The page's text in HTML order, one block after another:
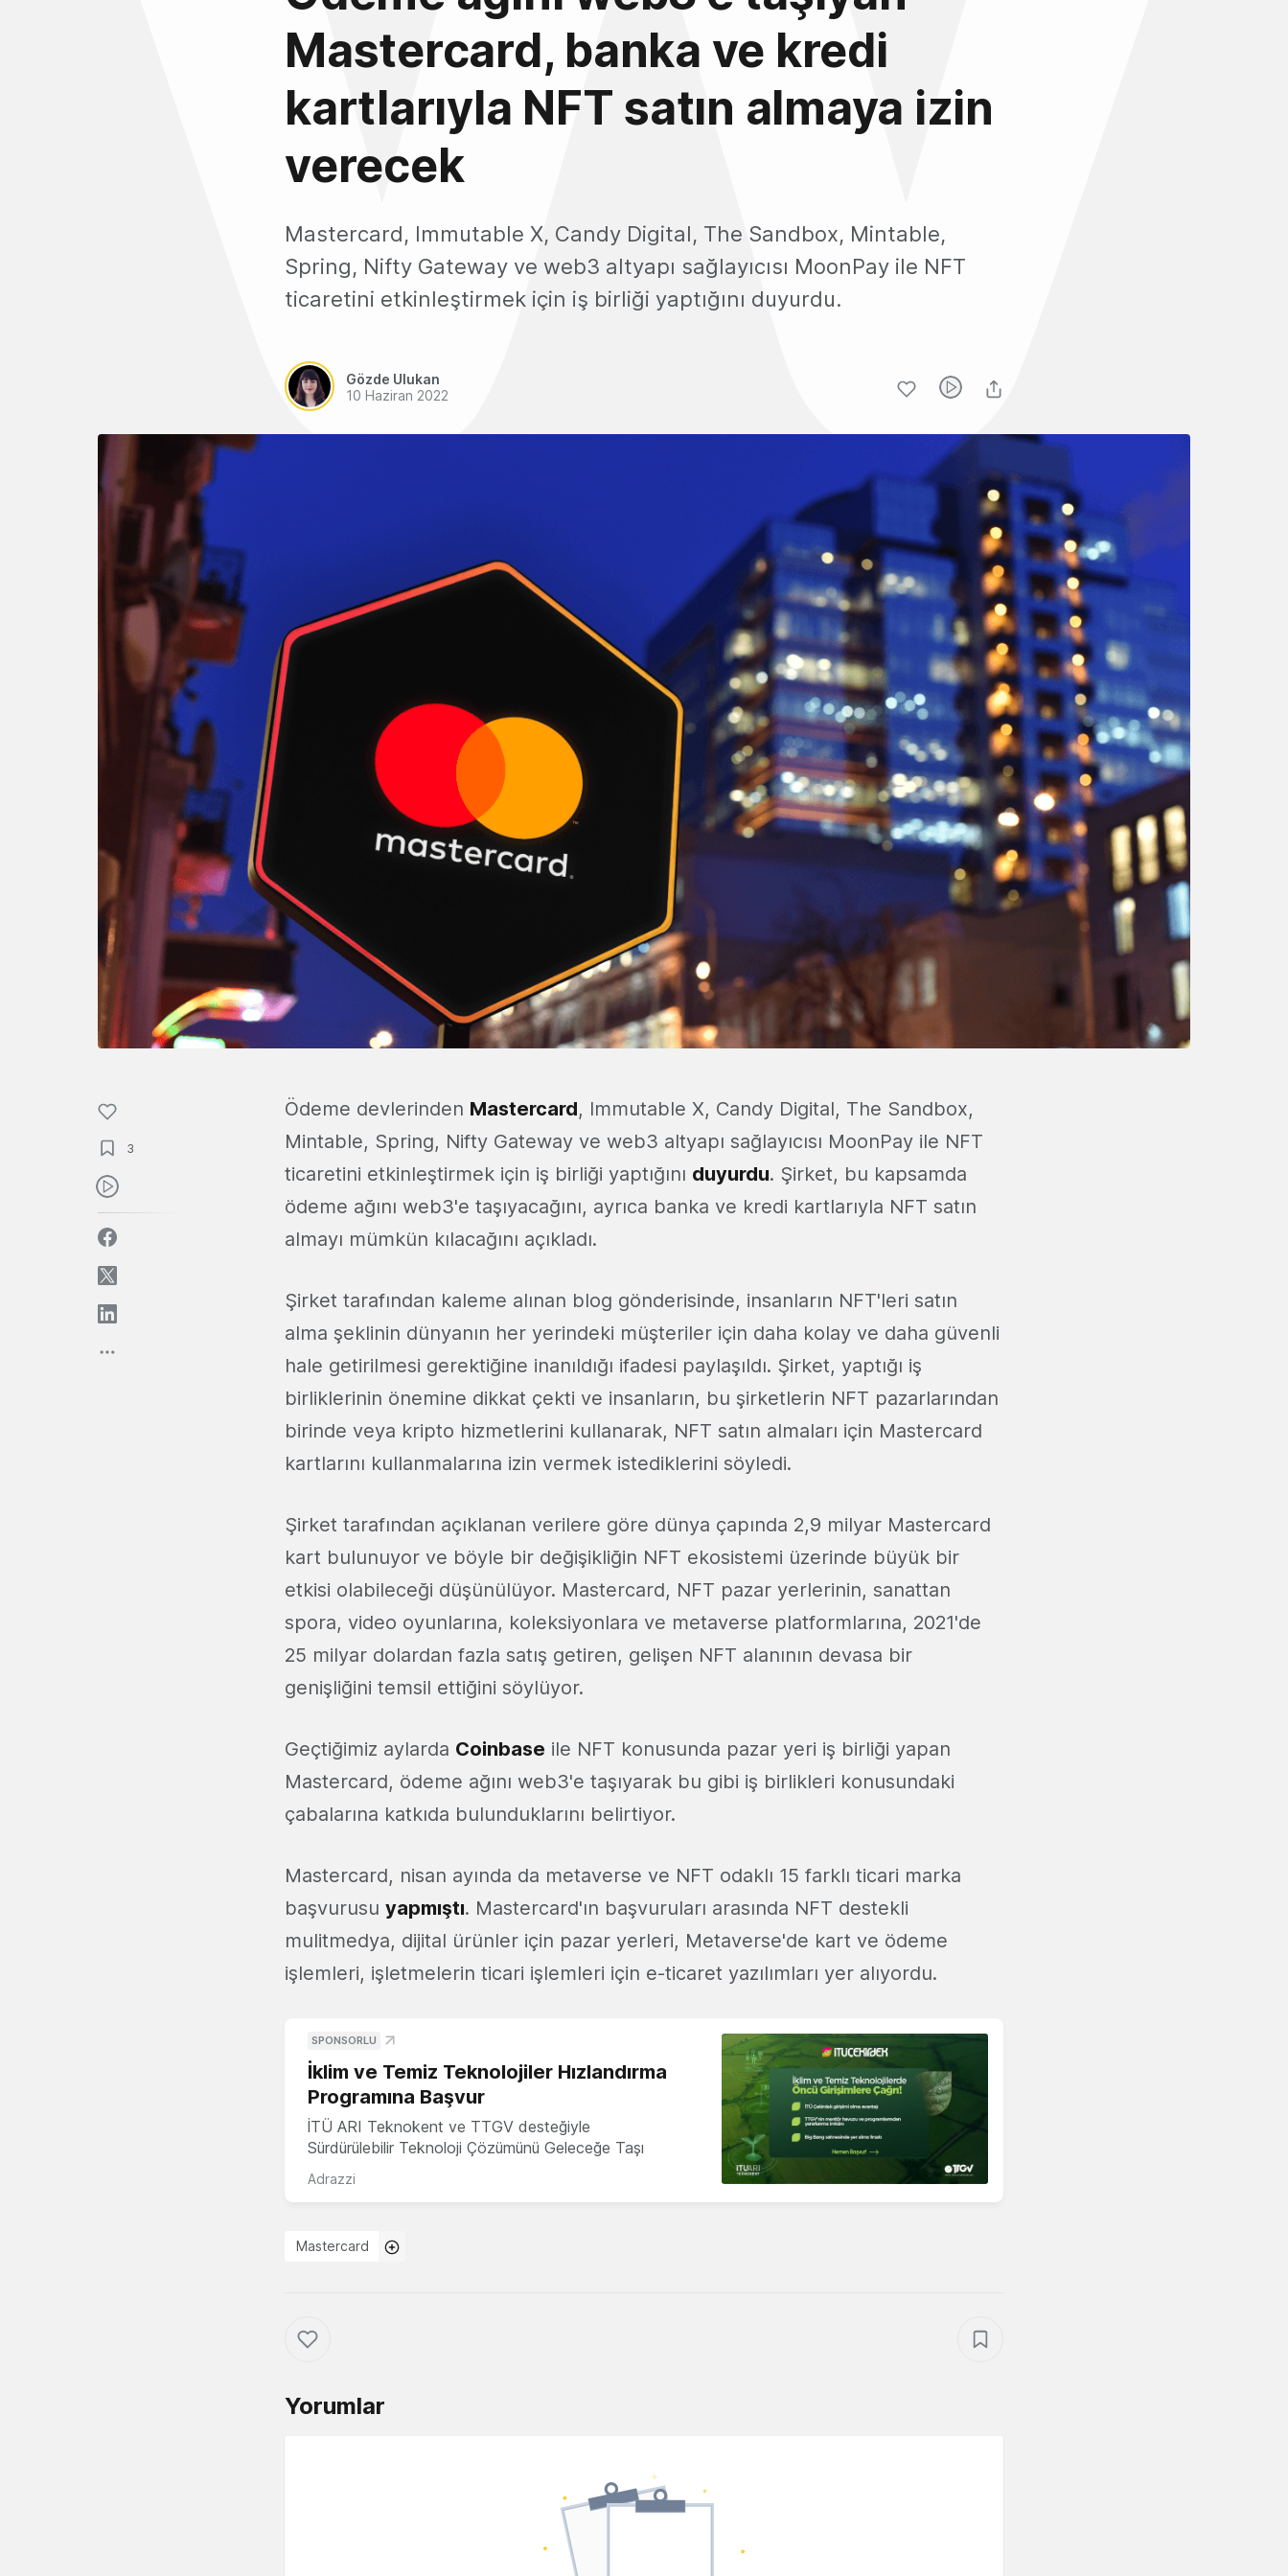
Mastercard, banka ve kredi
kartlarıyla NFT satın almaya izin
verecek
Mastercard, Immutable X, Candy Digital, The Sandbox, Mintable,
Spring, Nifty Gateway ve web3 altyapı sağlayıcısı MoonPay ile NFT
ticaretini etkinleştirmek için iş birliği yaptığını duyurdu.
Gözde Ulukan
10 Haziran 2022
3
Ödeme devlerinden Mastercard, Immutable X, Candy Digital, The Sandbox,
Mintable, Spring, Nifty Gateway ve web3 altyapı sağlayıcısı MoonPay ile NFT
ticaretini etkinleştirmek için iş birliği yaptığını duyurdu. Şirket, bu kapsamda
ödeme ağını web3'e taşıyacağını, ayrıca banka ve kredi kartlarıyla NFT satın
almayı mümkün kılacağını açıkladı.
Şirket tarafından kaleme alınan blog gönderisinde, insanların NFT'leri satın
alma şeklinin dünyanın her yerindeki müşteriler için daha kolay ve daha güvenli
hale getirilmesi gerektiğine inanıldığı ifadesi paylaşıldı. Şirket, yaptığı iş
birliklerinin önemine dikkat çekti ve insanların, bu şirketlerin NFT pazarlarından
birinde veya kripto hizmetlerini kullanarak, NFT satın almaları için Mastercard
kartlarını kullanmalarına izin vermek istediklerini söyledi.
Şirket tarafından açıklanan verilere göre dünya çapında 2,9 milyar Mastercard
kart bulunuyor ve böyle bir değişikliğin NFT ekosistemi üzerinde büyük bir
etkisi olabileceği düşünülüyor. Mastercard, NFT pazar yerlerinin, sanattan
spora, video oyunlarına, koleksiyonlara ve metaverse platformlarına, 2021'de
25 milyar dolardan fazla satış getiren, gelişen NFT alanının devasa bir
genişliğini temsil ettiğini söylüyor.
Geçtiğimiz aylarda Coinbase ile NFT konusunda pazar yeri iş birliği yapan
Mastercard, ödeme ağını web3'e taşıyarak bu gibi iş birlikleri konusundaki
çabalarına katkıda bulunduklarını belirtiyor.
Mastercard, nisan ayında da metaverse ve NFT odaklı 15 farklı ticari marka
başvurusu yapmıştı. Mastercard'ın başvuruları arasında NFT destekli
mulitmedya, dijital ürünler için pazar yerleri, Metaverse'de kart ve ödeme
işlemleri, işletmelerin ticari işlemleri için e-ticaret yazılımları yer alıyordu.
SPONSORLU
İklim ve Temiz Teknolojiler Hızlandırma
Programına Başvur
İTÜ ARI Teknokent ve TTGV desteğiyle
Sürdürülebilir Teknoloji Çözümünü Geleceğe Taşı
Adrazzi
Mastercard
Yorumlar